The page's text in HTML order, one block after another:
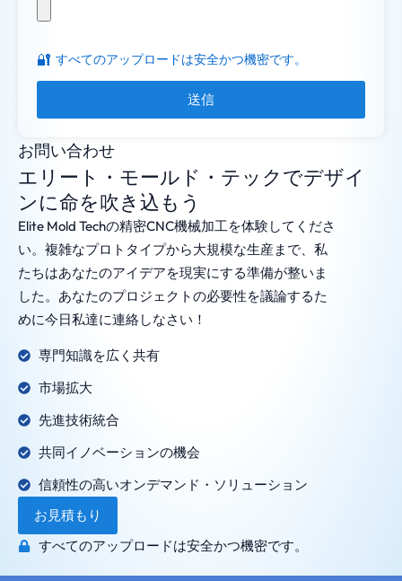
お問い合わせ
エリート・モールド・テックでデザイ
ンに命を吹き込もう
Elite Mold Techの精密CNC機械加工を体験してくださ
い。複雑なプロトタイプから大規模な生産まで、私
たちはあなたのアイデアを現実にする準備が整いま
した。あなたのプロジェクトの必要性を議論するた
めに今日私達に連絡しなさい！
専門知識を広く共有
市場拡大
先進技術統合
共同イノベーションの機会
信頼性の高いオンデマンド・ソリューション
お見積もり
すべてのアップロードは安全かつ機密です。
🔐 すべてのアップロードは安全かつ機密です。
送信